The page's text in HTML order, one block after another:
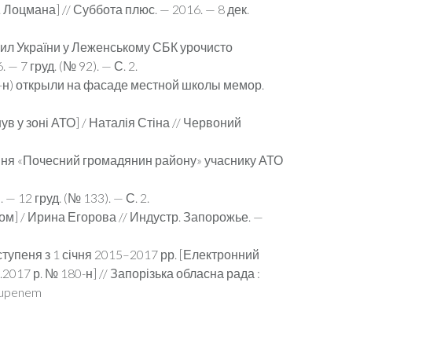
Лоцмана] // Суббота плюс. — 2016. — 8 дек.
України у Леженському СБК урочисто
— 7 груд. (№ 92). — С. 2.
открыли на фасаде местной шко­лы мемор.
у зоні АТО] / Наталія Стіна // Черво­ний
«Почесний громадянин району» учаснику АТО
— 12 груд. (№ 133). — С. 2.
/ Ирина Егорова // Индустр. Запо­рожье. —
з 1 січня 2015–2017 рр. [Елект­ронний
р. № 180-н] // Запорізька обласна рада :